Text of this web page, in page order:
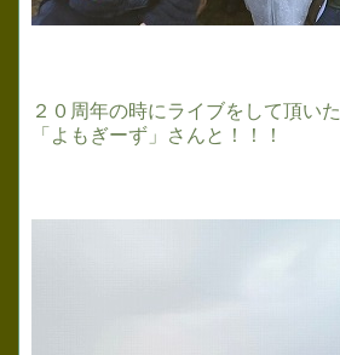
２０周年の時にライブをして頂いた
「よもぎーず」さんと！！！